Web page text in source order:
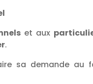
et aux
.
sa demande au